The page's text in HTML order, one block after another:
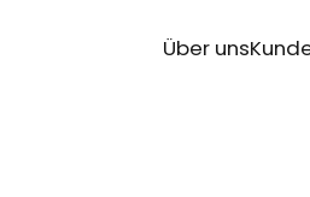
Über uns